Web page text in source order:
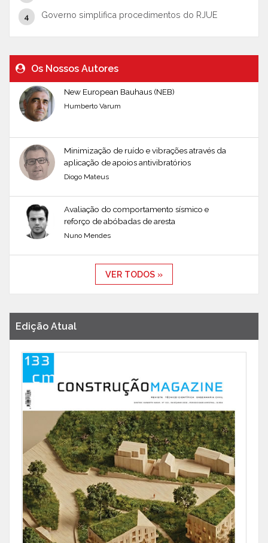
Governo simplifica procedimentos do RJUE
Os Nossos Autores
New European Bauhaus (NEB)
Humberto Varum
Minimização de ruído e vibrações através da
aplicação de apoios antivibratórios
Diogo Mateus
Avaliação do comportamento sísmico e
reforço de abóbadas de aresta
Nuno Mendes
VER TODOS »
Edição Atual